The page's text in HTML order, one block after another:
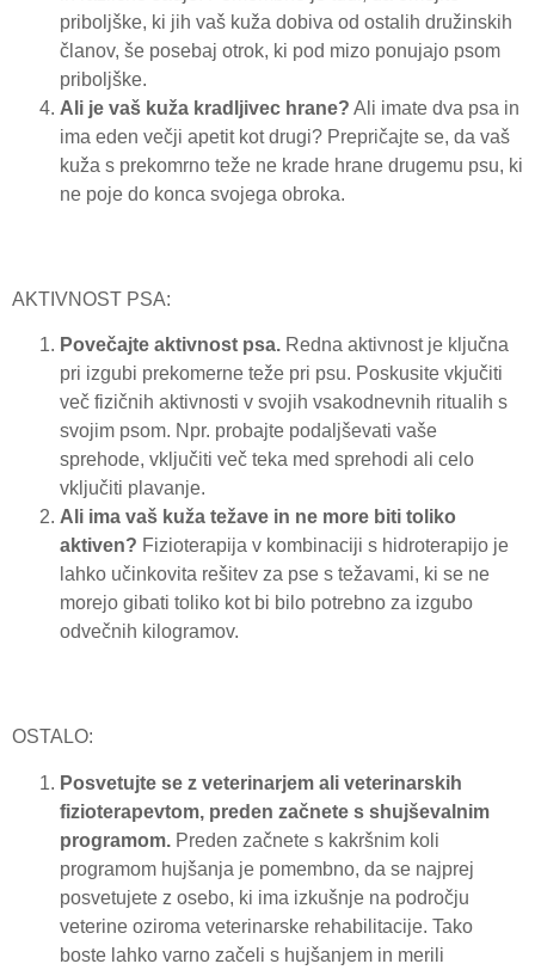
priboljške, ki jih vaš kuža dobiva od ostalih družinskih
članov, še posebaj otrok, ki pod mizo ponujajo psom
priboljške.
Ali je vaš kuža kradljivec hrane? Ali imate dva psa in
ima eden večji apetit kot drugi? Prepričajte se, da vaš
kuža s prekomrno teže ne krade hrane drugemu psu, ki
ne poje do konca svojega obroka.
AKTIVNOST PSA:
Povečajte aktivnost psa. Redna aktivnost je ključna
pri izgubi prekomerne teže pri psu. Poskusite vkjučiti
več fizičnih aktivnosti v svojih vsakodnevnih ritualih s
svojim psom. Npr. probajte podaljševati vaše
sprehode, vključiti več teka med sprehodi ali celo
vključiti plavanje.
Ali ima vaš kuža težave in ne more biti toliko
aktiven? Fizioterapija v kombinaciji s hidroterapijo je
lahko učinkovita rešitev za pse s težavami, ki se ne
morejo gibati toliko kot bi bilo potrebno za izgubo
odvečnih kilogramov.
OSTALO:
Posvetujte se z veterinarjem ali veterinarskih
fizioterapevtom, preden začnete s shujševalnim
programom. Preden začnete s kakršnim koli
programom hujšanja je pomembno, da se najprej
posvetujete z osebo, ki ima izkušnje na področju
veterine oziroma veterinarske rehabilitacije. Tako
boste lahko varno začeli s hujšanjem in merili